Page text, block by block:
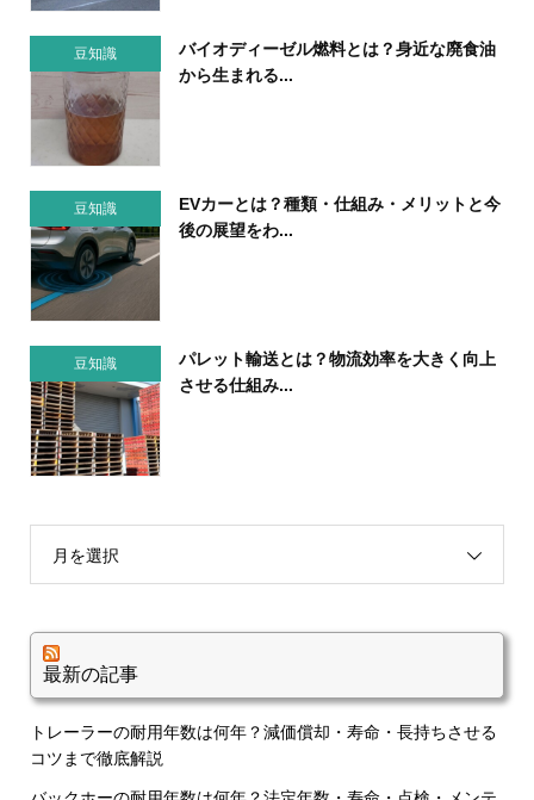
豆知識
バイオディーゼル燃料とは？身近な廃食油
から生まれる...
豆知識
EVカーとは？種類・仕組み・メリットと今
後の展望をわ...
豆知識
パレット輸送とは？物流効率を大きく向上
させる仕組み...
月を選択
最新の記事
トレーラーの耐用年数は何年？減価償却・寿命・長持ちさせる
コツまで徹底解説